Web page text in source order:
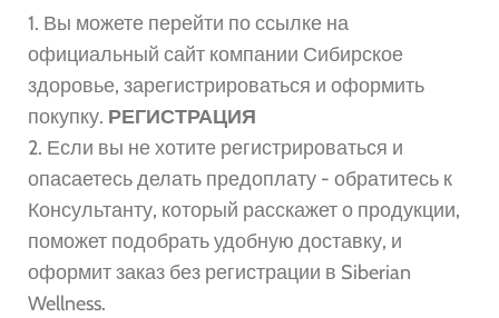
1. Вы можете перейти по ссылке на
официальный сайт компании Сибирское
здоровье, зарегистрироваться и оформить
покупку. РЕГИСТРАЦИЯ
2. Если вы не хотите регистрироваться и
опасаетесь делать предоплату - обратитесь к
Консультанту, который расскажет о продукции,
поможет подобрать удобную доставку, и
оформит заказ без регистрации в Siberian
Wellness.